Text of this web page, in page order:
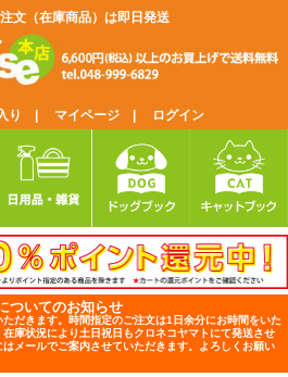
文（在庫商品）は即日発送
り | マイページ | ログイン
ついてのお知らせ
だきます。時間指定のご注文は1日余分にお時間をいた
庫状況により土日祝日もクロネコヤマトにて発送させ
メールでご案内させていただきます。よろしくお願い